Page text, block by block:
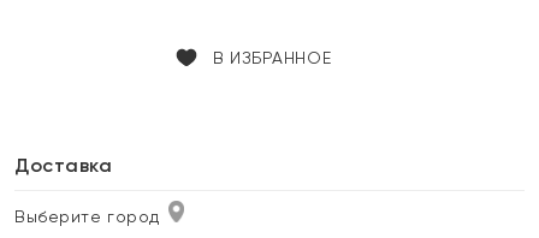
В ИЗБРАННОЕ
Доставка
Выберите город